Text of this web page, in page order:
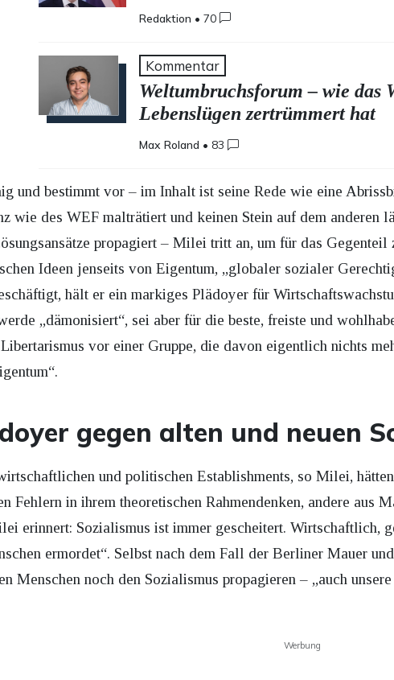
Redaktion •70
Kommentar
Weltumbruchsforum – wie das
Lebenslügen zertrümmert hat
Max Roland • 83
und bestimmt vor – im Inhalt ist seine Rede wie eine
wie des WEF malträtiert und keinen Stein auf dem
propagiert – Milei tritt an, um für das
Ideen jenseits von Eigentum, „globaler sozialer
hält er ein markiges Plädoyer für
„dämonisiert“, sei aber für die beste, freiste und
vor einer Gruppe, die davon eigentlich nichts
gegen alten und neuen
und politischen Establishments, so Milei,
Fehlern in ihrem theoretischen Rahmendenken, andere aus
erinnert: Sozialismus ist immer gescheitert. Wirtschaftlich,
ermordet“. Selbst nach dem Fall der Berliner Mauer
Menschen noch den Sozialismus propagieren – „auch
Werbung